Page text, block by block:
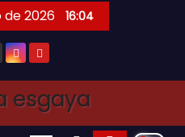
2026 16:04